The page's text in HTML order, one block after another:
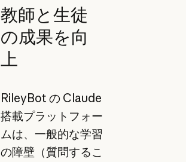
教師と生徒
の成果を向
上
RileyBot の Claude
搭載プラットフォー
ムは、一般的な学習
の障壁（質問するこ